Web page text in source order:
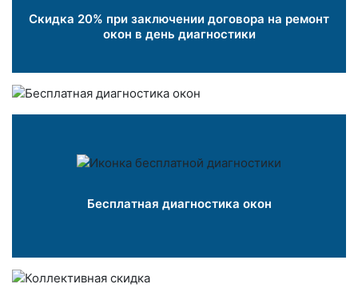
Скидка 20% при заключении договора на ремонт
окон в день диагностики
Бесплатная диагностика окон